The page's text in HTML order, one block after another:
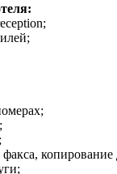
копирование